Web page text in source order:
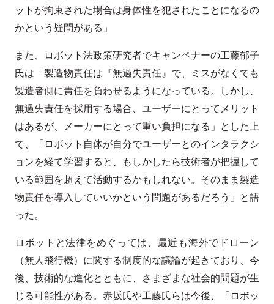
ットが拘束された場合は身体性を犯されたことになるの
かという疑問がある」
また、ロボット法政策研究者でキャンペナーの工藤郁子
氏は「製造物責任は『無過失責任』で、ミスがなくても
製造者側に責任を負わせるようになっている。しかし、
無過失責任を採用する場合、ユーザーにとってメリット
はあるが、メーカーにとって重い負担になる」とした上
で、「ロボット自体が自分でユーザーとのインタラクシ
ョンを経て学習すると、もしかしたら技術者が把握して
いる範囲を超えて活動するかもしれない。そのまま製造
物責任を導入していいかという問題があるだろう」と語
った。
ロボットと法律をめぐっては、最近も海外でドローン
（無人飛行機）に関する制度的な議論が起きており、今
後、技術的な進化とともに、さまざまな社会的問題が生
じる可能性がある。赤坂氏や工藤氏らは今後、「ロボッ